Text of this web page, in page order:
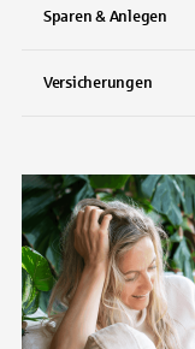
Sparen & Anlegen
Versicherungen